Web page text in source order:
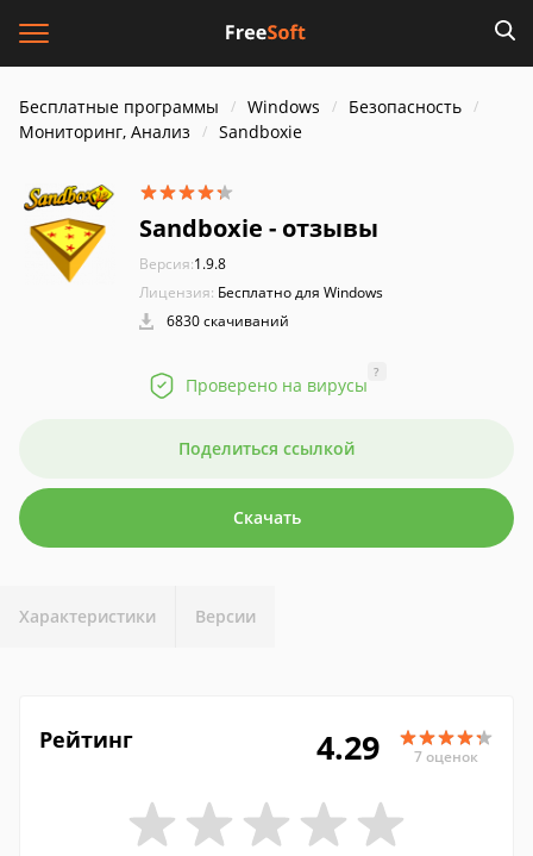
Бесплатные программы Windows
Безопасность
Мониторинг, Анализ
Sandboxie
Sandboxie - отзывы
Версия:1.9.8
Лицензия: Бесплатно для Windows
6830 скачиваний
Проверено на вирусы
?
Поделиться ссылкой
Скачать
Характеристики Версии
Рейтинг 4.29 7 оценок